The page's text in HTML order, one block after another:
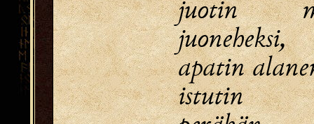
juotin
juoneheksi,
apatin
istutin